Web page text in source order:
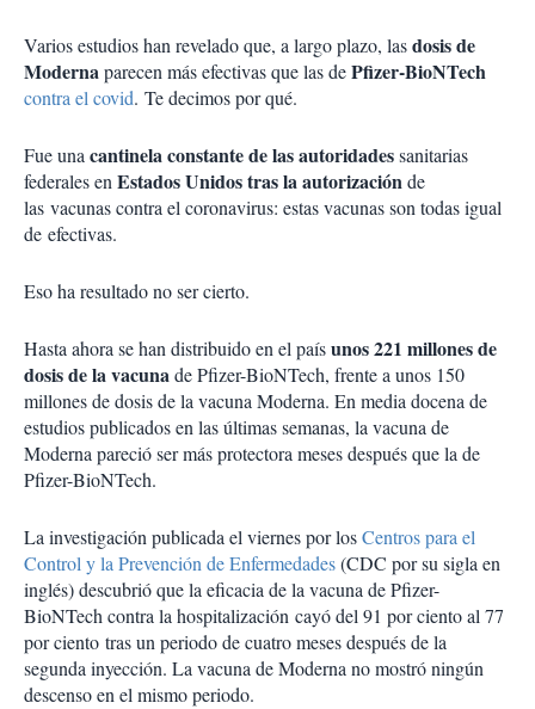
Varios estudios han revelado que, a largo plazo, lasdosis de
Modernaparecen más efectivas que las dePfizer-BioNTech
contra el covid. Te decimos por qué.
Fue unacantinela constante de las autoridadessanitarias
federales enEstados Unidos tras la autorizaciónde
las vacunas contra el coronavirus: estas vacunas son todas igual
de efectivas.
Eso ha resultado no ser cierto.
Hasta ahora se han distribuido en el paísunos 221 millones de
dosis de la vacunade Pfizer-BioNTech, frente a unos 150
millones de dosis de la vacuna Moderna. En media docena de
estudios publicados en las últimas semanas, la vacuna de
Moderna pareció ser más protectora meses después que la de
Pfizer-BioNTech.
La investigación publicada el viernes por losCentros para el
Control y la Prevención de Enfermedades(CDC por su sigla en
inglés) descubrió que la eficacia de la vacuna de Pfizer-
BioNTech contra la hospitalización cayó del 91 por ciento al 77
por ciento tras un periodo de cuatro meses después de la
segunda inyección. La vacuna de Moderna no mostró ningún
descenso en el mismo periodo.